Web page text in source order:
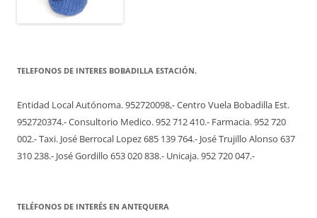
TELEFONOS DE INTERES BOBADILLA ESTACIÓN.
Entidad Local Autónoma. 952720098,- Centro Vuela Bobadilla Est.
952720374.- Consultorio Medico. 952 712 410.- Farmacia. 952 720
002.- Taxi. José Berrocal Lopez 685 139 764.- José Trujillo Alonso 637
310 238.- José Gordillo 653 020 838.- Unicaja. 952 720 047.-
TELÉFONOS DE INTERÉS EN ANTEQUERA